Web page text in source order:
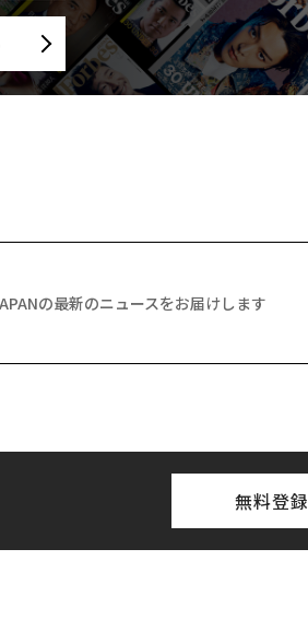
の最新のニュースをお届けします
無料登録